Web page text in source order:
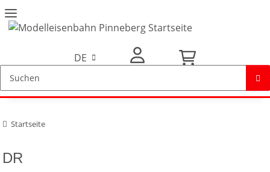
DE
Startseite
DR